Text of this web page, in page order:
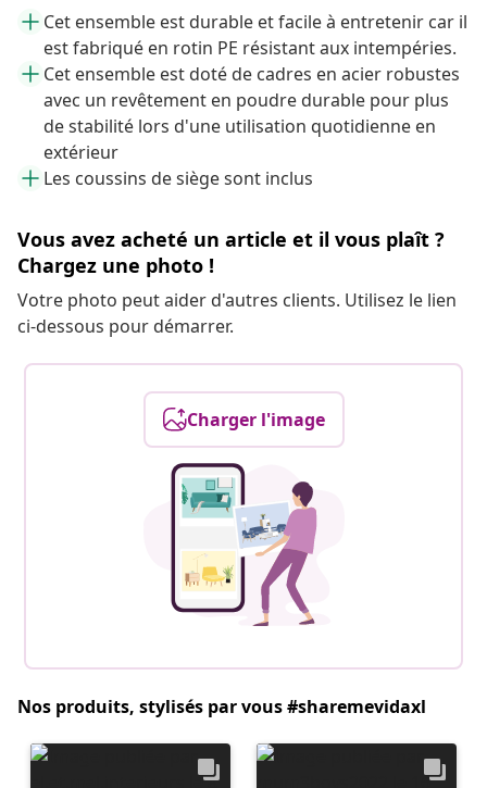
Cet ensemble est durable et facile à entretenir car il
est fabriqué en rotin PE résistant aux intempéries.
Cet ensemble est doté de cadres en acier robustes
avec un revêtement en poudre durable pour plus
de stabilité lors d'une utilisation quotidienne en
extérieur
Les coussins de siège sont inclus
Vous avez acheté un article et il vous plaît ?
Chargez une photo !
Votre photo peut aider d'autres clients. Utilisez le lien
ci-dessous pour démarrer.
Charger l'image
Nos produits, stylisés par vous #sharemevidaxl